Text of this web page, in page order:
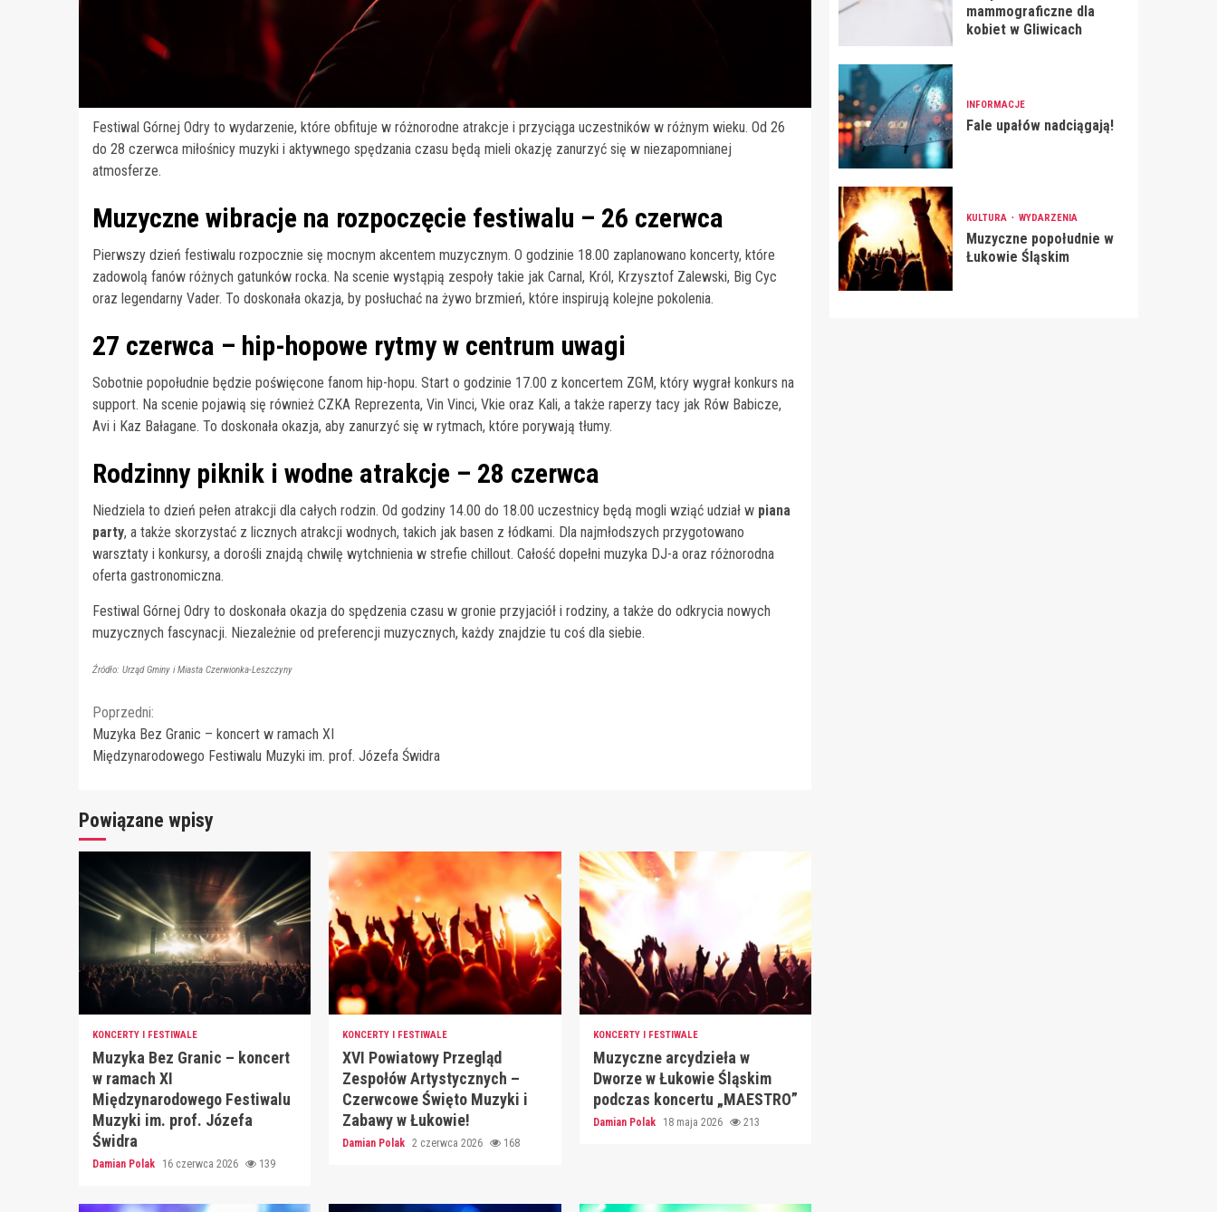
Festiwal Górnej Odry to wydarzenie, które obfituje w różnorodne atrakcje i przyciąga uczestników w różnym wieku. Od 26
do 28 czerwca miłośnicy muzyki i aktywnego spędzania czasu będą mieli okazję zanurzyć się w niezapomnianej
atmosferze.
Muzyczne wibracje na rozpoczęcie festiwalu – 26 czerwca
Pierwszy dzień festiwalu rozpocznie się mocnym akcentem muzycznym. O godzinie 18.00 zaplanowano koncerty, które
zadowolą fanów różnych gatunków rocka. Na scenie wystąpią zespoły takie jak Carnal, Król, Krzysztof Zalewski, Big Cyc
oraz legendarny Vader. To doskonała okazja, by posłuchać na żywo brzmień, które inspirują kolejne pokolenia.
27 czerwca – hip-hopowe rytmy w centrum uwagi
Sobotnie popołudnie będzie poświęcone fanom hip-hopu. Start o godzinie 17.00 z koncertem ZGM, który wygrał konkurs na
support. Na scenie pojawią się również CZKA Reprezenta, Vin Vinci, Vkie oraz Kali, a także raperzy tacy jak Rów Babicze,
Avi i Kaz Bałagane. To doskonała okazja, aby zanurzyć się w rytmach, które porywają tłumy.
Rodzinny piknik i wodne atrakcje – 28 czerwca
Niedziela to dzień pełen atrakcji dla całych rodzin. Od godziny 14.00 do 18.00 uczestnicy będą mogli wziąć udział w piana
party, a także skorzystać z licznych atrakcji wodnych, takich jak basen z łódkami. Dla najmłodszych przygotowano
warsztaty i konkursy, a dorośli znajdą chwilę wytchnienia w strefie chillout. Całość dopełni muzyka DJ-a oraz różnorodna
oferta gastronomiczna.
Festiwal Górnej Odry to doskonała okazja do spędzenia czasu w gronie przyjaciół i rodziny, a także do odkrycia nowych
muzycznych fascynacji. Niezależnie od preferencji muzycznych, każdy znajdzie tu coś dla siebie.
Źródło: Urząd Gminy i Miasta Czerwionka-Leszczyny
Continue
Reading
Poprzedni:
Muzyka Bez Granic – koncert w ramach XI
Międzynarodowego Festiwalu Muzyki im. prof. Józefa Świdra
Powiązane wpisy
KONCERTY I FESTIWALE
Muzyka Bez Granic – koncert
w ramach XI
Międzynarodowego Festiwalu
Muzyki im. prof. Józefa
Świdra
Damian Polak 16 czerwca 2026 139
KONCERTY I FESTIWALE
XVI Powiatowy Przegląd
Zespołów Artystycznych –
Czerwcowe Święto Muzyki i
Zabawy w Łukowie!
Damian Polak 2 czerwca 2026 168
KONCERTY I FESTIWALE
Muzyczne arcydzieła w
Dworze w Łukowie Śląskim
podczas koncertu „MAESTRO”
Damian Polak 18 maja 2026 213
mammograficzne dla
kobiet w Gliwicach
INFORMACJE
Fale upałów nadciągają!
KULTURA WYDARZENIA
Muzyczne popołudnie w
Łukowie Śląskim